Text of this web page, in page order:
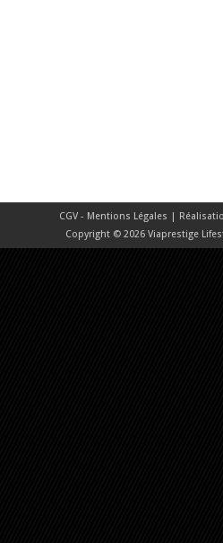
CGV - Mentions Légales |
Copyright © 2026 Viaprestige